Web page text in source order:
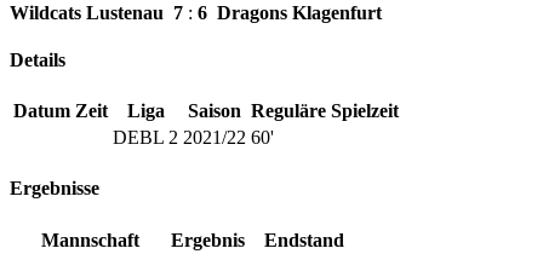
Wildcats Lustenau 7 : 6 Dragons Klagenfurt
Details
Datum Zeit Liga Saison Reguläre Spielzeit
DEBL 2 2021/22 60'
Ergebnisse
Mannschaft Ergebnis
Endstand